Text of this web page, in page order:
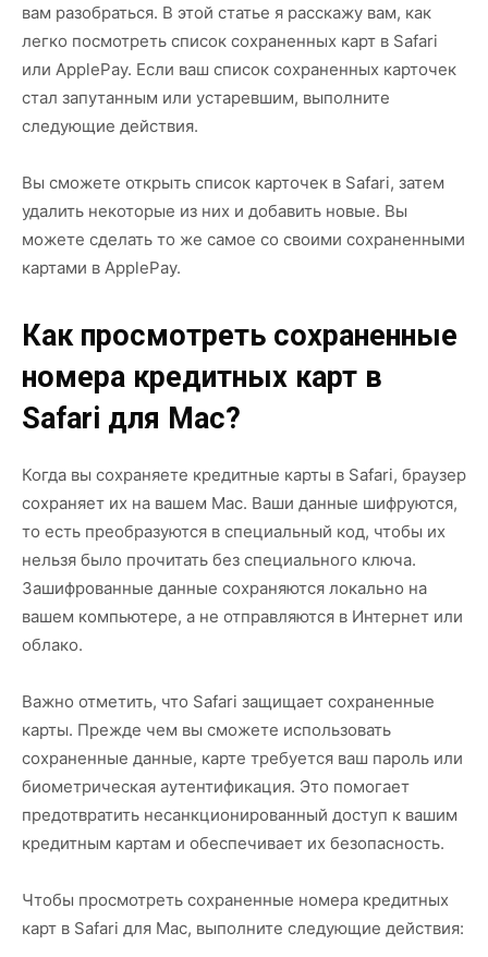
вам разобраться. В этой статье я расскажу вам, как
легко посмотреть список сохраненных карт в Safari
или ApplePay. Если ваш список сохраненных карточек
стал запутанным или устаревшим, выполните
следующие действия.
Вы сможете открыть список карточек в Safari, затем
удалить некоторые из них и добавить новые. Вы
можете сделать то же самое со своими сохраненными
картами в ApplePay.
Как просмотреть сохраненные
номера кредитных карт в
Safari для Mac?
Когда вы сохраняете кредитные карты в Safari, браузер
сохраняет их на вашем Mac. Ваши данные шифруются,
то есть преобразуются в специальный код, чтобы их
нельзя было прочитать без специального ключа.
Зашифрованные данные сохраняются локально на
вашем компьютере, а не отправляются в Интернет или
облако.
Важно отметить, что Safari защищает сохраненные
карты. Прежде чем вы сможете использовать
сохраненные данные, карте требуется ваш пароль или
биометрическая аутентификация. Это помогает
предотвратить несанкционированный доступ к вашим
кредитным картам и обеспечивает их безопасность.
Чтобы просмотреть сохраненные номера кредитных
карт в Safari для Mac, выполните следующие действия: